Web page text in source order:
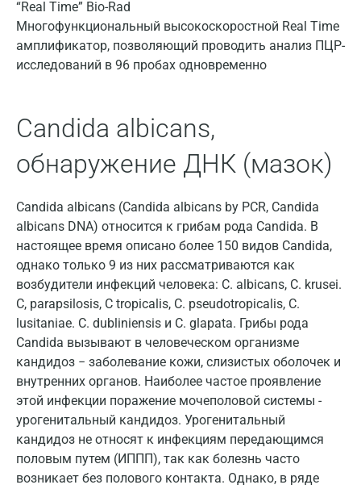
Многофункциональный высокоскоростной Real Time
амплификатор, позволяющий проводить анализ ПЦР-
исследований в 96 пробах одновременно
Candida albicans,
обнаружение ДНК (мазок)
Candida albicans (Candida albicans by PCR, Candida
albicans DNA) относится к грибам рода Candida. В
настоящее время описано более 150 видов Candida,
однако только 9 из них рассматриваются как
возбудители инфекций человека: С. albicans, С. krusei.
С, parapsilosis, С tropicalis, С. pseudotropicalis, С.
lusitaniae. С. dubliniensis и С. glapata. Грибы рода
Candida вызывают в человеческом организме
кандидоз − заболевание кожи, слизистых оболочек и
внутренних органов. Наиболее частое проявление
этой инфекции поражение мочеполовой системы -
урогенитальный кандидоз. Урогенитальный
кандидоз не относят к инфекциям передающимся
половым путем (ИППП), так как болезнь часто
возникает без полового контакта. Однако, в ряде
Видное
Владимир
Волжский
Всеволожск
Гатчина
Геленджик
Голубое
Дзержинск
Дмитров
Долгопрудный
Домодедово